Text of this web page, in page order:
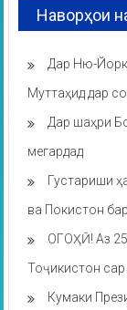
Наворҳои
Дар Ню-
Муттаҳид дар
Дар шаҳри
мегардад
Густариши
ва Покистон
ОГОҲӢ! Аз
Тоҷикистон
Кумаки